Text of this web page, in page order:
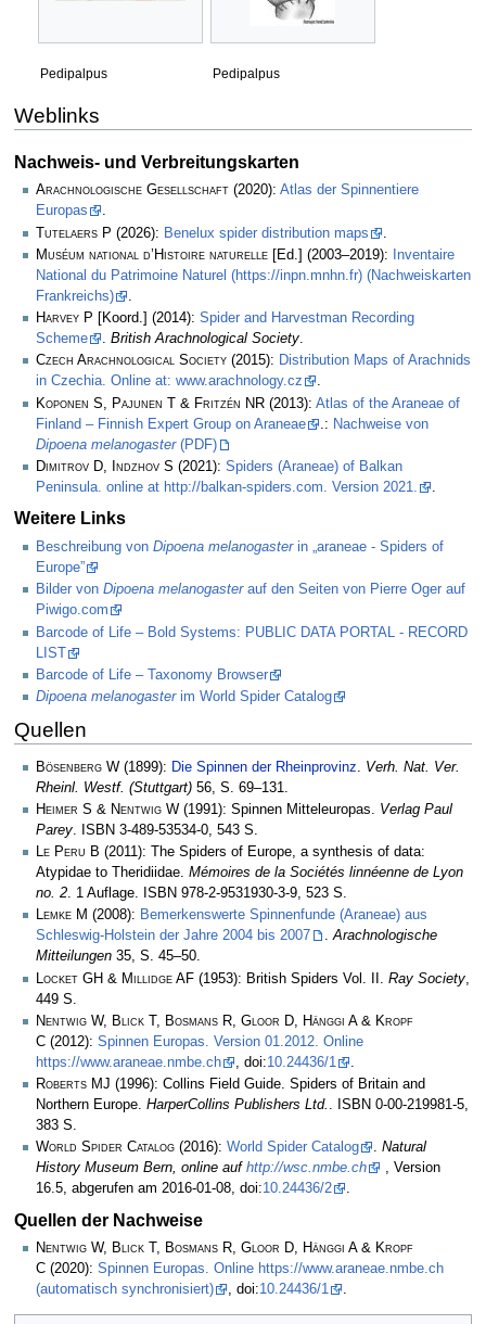
Pedipalpus Pedipalpus
Weblinks
Nachweis- und Verbreitungskarten
Arachnologische Gesellschaft (2020): Atlas der Spinnentiere
Europas
.
Tutelaers P (2026): Benelux spider distribution maps
Muséum national d’Histoire naturelle [Ed.] (2003–2019):
Inventaire
National du Patrimoine Naturel (https://inpn.mnhn.fr) (Nachweiskarten
Frankreichs)
.
Harvey P [Koord.] (2014): Spider and Harvestman Recording
Scheme
. British Arachnological Society.
Czech Arachnological Society (2015): Distribution Maps of Arachnids
in Czechia. Online at: www.arachnology.cz
.
Koponen S, Pajunen T & Fritzén NR (2013): Atlas of the Araneae of
Finland – Finnish Expert Group on Araneae
.: Nachweise von
Dipoena melanogaster(PDF)
Dimitrov D, Indzhov S (2021): Spiders (Araneae) of Balkan
Peninsula. online at http://balkan-spiders.com. Version 2021.
.
Weitere Links
Beschreibung von Dipoena melanogasterin „araneae - Spiders of
Europe”
Bilder von Dipoena melanogasterauf den Seiten von Pierre Oger auf
Piwigo.com
Barcode of Life – Bold Systems: PUBLIC DATA PORTAL - RECORD
LIST
Barcode of Life – Taxonomy Browser
Dipoena melanogasterim World Spider Catalog
Quellen
Bösenberg W (1899): Die Spinnen der Rheinprovinz
Verh. Nat. Ver.
Rheinl. Westf. (Stuttgart) 56, S. 69–131.
Heimer S & Nentwig W (1991): Spinnen Mitteleuropas. Verlag Paul
Parey . ISBN 3-489-53534-0, 543 S.
Le Peru B (2011): The Spiders of Europe, a synthesis of data:
Atypidae to Theridiidae. Mémoires de la Sociétés linnéenne de Lyon
no. 2. 1 Auflage. ISBN 978-2-9531930-3-9, 523 S.
Lemke M (2008): Bemerkenswerte Spinnenfunde (Araneae) aus
Schleswig-Holstein der Jahre 2004 bis 2007
.Arachnologische
Mitteilungen 35, S. 45–50.
Locket GH & Millidge AF (1953): British Spiders Vol. II. Ray Society
449 S.
Nentwig W, Blick T, Bosmans R, Gloor D, Hänggi A & Kropf
C (2012): Spinnen Europas. Version 01.2012. Online
https://www.araneae.nmbe.ch
, doi:10.24436/1
.
Roberts MJ (1996): Collins Field Guide. Spiders of Britain and
Northern Europe. HarperCollins Publishers Ltd. . ISBN 0-00-219981-5,
383 S.
World Spider Catalog (2016): World Spider Catalog . Natural
History Museum Bern, online auf http://wsc.nmbe.ch
, Version
16.5, abgerufen am 2016-01-08, doi:10.24436/2 .
Quellen der Nachweise
Nentwig W, Blick T, Bosmans R, Gloor D, Hänggi A & Kropf
C (2020): Spinnen Europas. Online https://www.araneae.nmbe.ch
(automatisch synchronisiert)
, doi:10.24436/1 .